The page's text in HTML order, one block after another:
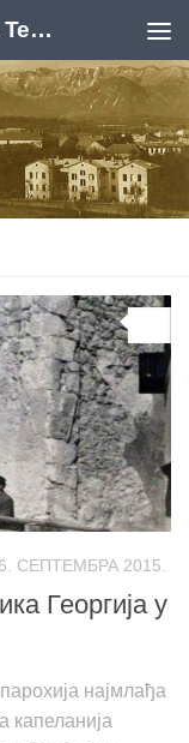
Удружење Госпићана "Никола Тесла", Београд
СЕПТЕМБРА 2015.
Георгија у
најмлађа
капеланија